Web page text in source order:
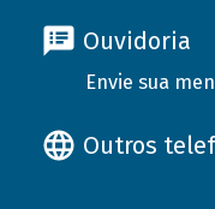
Ouvidoria
Envie sua
Outros